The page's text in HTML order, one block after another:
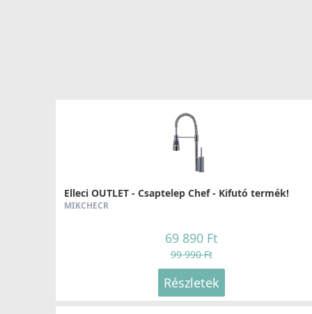
Elleci OUTLET - Csaptelep Chef - Kifutó termék!
MIKCHECR
69 890 Ft
99 990 Ft
Részletek